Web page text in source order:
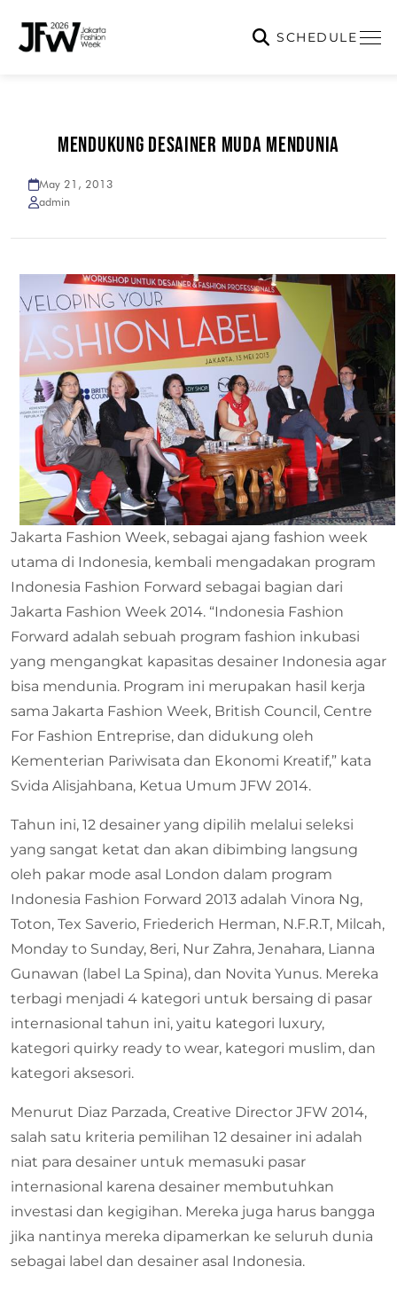
SCHEDULE
MENDUKUNG DESAINER MUDA MENDUNIA
May 21, 2013
admin
Jakarta Fashion Week, sebagai ajang fashion week
utama di Indonesia, kembali mengadakan program
Indonesia Fashion Forward sebagai bagian dari
Jakarta Fashion Week 2014. “Indonesia Fashion
Forward adalah sebuah program fashion inkubasi
yang mengangkat kapasitas desainer Indonesia agar
bisa mendunia. Program ini merupakan hasil kerja
sama Jakarta Fashion Week, British Council, Centre
For Fashion Entreprise, dan didukung oleh
Kementerian Pariwisata dan Ekonomi Kreatif,” kata
Svida Alisjahbana, Ketua Umum JFW 2014.
Tahun ini, 12 desainer yang dipilih melalui seleksi
yang sangat ketat dan akan dibimbing langsung
oleh pakar mode asal London dalam program
Indonesia Fashion Forward 2013 adalah Vinora Ng,
Toton, Tex Saverio, Friederich Herman, N.F.R.T, Milcah,
Monday to Sunday, 8eri, Nur Zahra, Jenahara, Lianna
Gunawan (label La Spina), dan Novita Yunus. Mereka
terbagi menjadi 4 kategori untuk bersaing di pasar
internasional tahun ini, yaitu kategori luxury,
kategori quirky ready to wear, kategori muslim, dan
kategori aksesori.
Menurut Diaz Parzada, Creative Director JFW 2014,
salah satu kriteria pemilihan 12 desainer ini adalah
niat para desainer untuk memasuki pasar
internasional karena desainer membutuhkan
investasi dan kegigihan. Mereka juga harus bangga
jika nantinya mereka dipamerkan ke seluruh dunia
sebagai label dan desainer asal Indonesia.